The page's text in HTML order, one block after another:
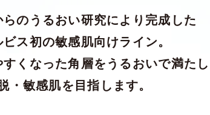
のうるおい研究により完成した
ス初の敏感肌向けライン。
くなった角層をうるおいで満た
・敏感肌を目指します。